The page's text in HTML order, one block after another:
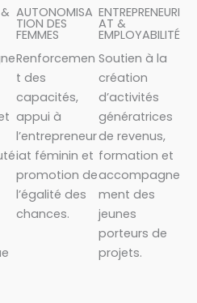
AUTONOMISA
TION DES
FEMMES
Renforcemen
t des
capacités,
appui à
l’entrepreneur
iat féminin et
promotion de
l’égalité des
chances.
ENTREPRENEURI
AT &
EMPLOYABILITÉ
Soutien à la
création
d’activités
génératrices
de revenus,
formation et
accompagne
ment des
jeunes
porteurs de
projets.